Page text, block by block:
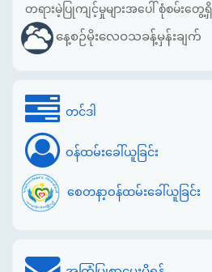
တရားမဲ့ပြုကျင့်မှုများအပေါ် စုံစမ်းတွေ့ရှိ
နေ့စဉ်မိုးလေဝသခန့်မှန်းချက်
တင်ဒါ
ဝန်ထမ်းခေါ်ယူခြင်း
စေတနာ့ဝန်ထမ်းခေါ်ယူခြင်း